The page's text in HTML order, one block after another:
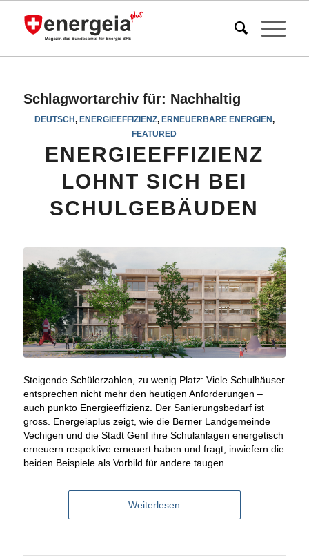
Schlagwortarchiv für: Nachhaltig
DEUTSCH, ENERGIEEFFIZIENZ, ERNEUERBARE ENERGIEN,
FEATURED
ENERGIEEFFIZIENZ
LOHNT SICH BEI
SCHULGEBÄUDEN
Steigende Schülerzahlen, zu wenig Platz: Viele Schulhäuser
entsprechen nicht mehr den heutigen Anforderungen –
auch punkto Energieeffizienz. Der Sanierungsbedarf ist
gross. Energeiaplus zeigt, wie die Berner Landgemeinde
Vechigen und die Stadt Genf ihre Schulanlagen energetisch
erneuern respektive erneuert haben und fragt, inwiefern die
beiden Beispiele als Vorbild für andere taugen.
Weiterlesen